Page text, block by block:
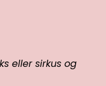
eller sirkus og